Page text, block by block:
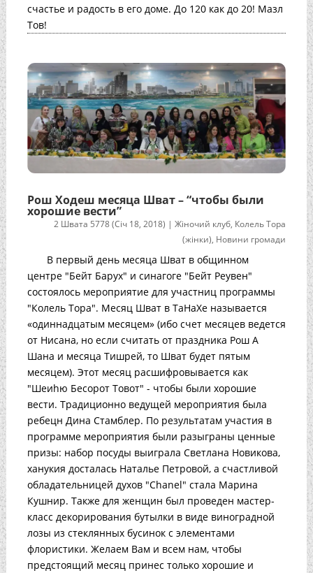
счастье и радость в его доме. До 120 как до 20! Мазл
Тов!
Рош Ходеш месяца Шват – “чтобы были
хорошие вести”
2 Швата 5778 (Січ 18, 2018) |Жіночий клуб, Колель Тора
(жінки), Новини громади
В первый день месяца Шват в общинном
центре "Бейт Барух" и синагоге "Бейт Реувен"
состоялось мероприятие для участниц программы
"Колель Тора". Месяц Шват в ТаНаХе называется
«одиннадцатым месяцем» (ибо счет месяцев ведется
от Нисана, но если считать от праздника Рош А
Шана и месяца Тишрей, то Шват будет пятым
месяцем). Этот месяц расшифровывается как
"Шеиhю Бесорот Товот" - чтобы были хорошие
вести. Традиционно ведущей мероприятия была
ребецн Дина Стамблер. По результатам участия в
программе мероприятия были разыграны ценные
призы: набор посуды выиграла Светлана Новикова,
ханукия досталась Наталье Петровой, а счастливой
обладательницей духов "Chanel" стала Марина
Кушнир. Также для женщин был проведен мастер-
класс декорирования бутылки в виде виноградной
лозы из стеклянных бусинок с элементами
флористики. Желаем Вам и всем нам, чтобы
предстоящий месяц принес только хорошие и